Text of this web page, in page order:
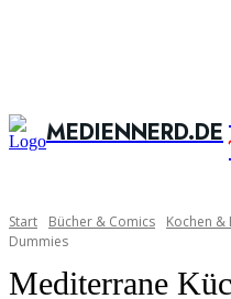
MEDIENNERD.DE
Start Bücher & Comics Kochen &
Dummies
Mediterrane